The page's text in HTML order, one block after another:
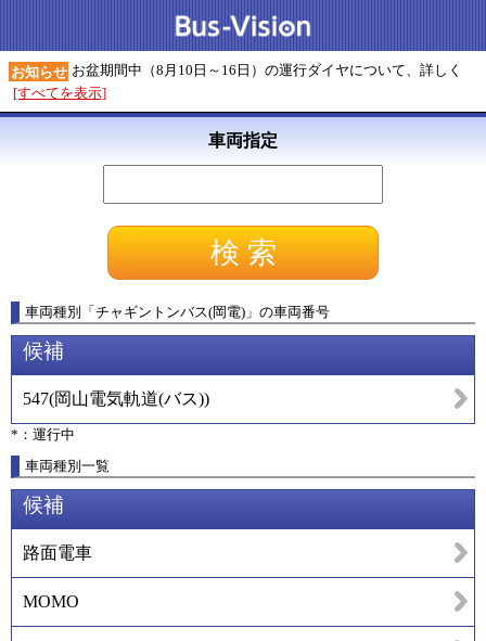
お知らせ お盆期間中（8月10日～16日）の運行ダイヤについて、詳しく
[すべてを表示]
車両指定
車両種別 「チャギントンバス(岡電) 」 の車両番号
候補
547(岡山電気軌道(バス))
*：運行中
車両種別一覧
候補
路面電車
MOMO